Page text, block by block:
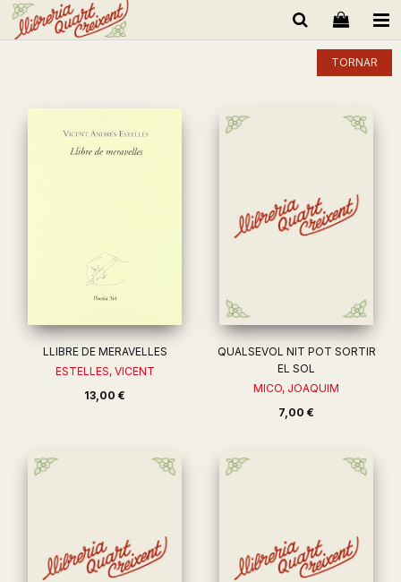
TORNAR
LLIBRE DE MERAVELLES
ESTELLES, VICENT
13,00 €
QUALSEVOL NIT POT SORTIR
EL SOL
MICO, JOAQUIM
7,00 €